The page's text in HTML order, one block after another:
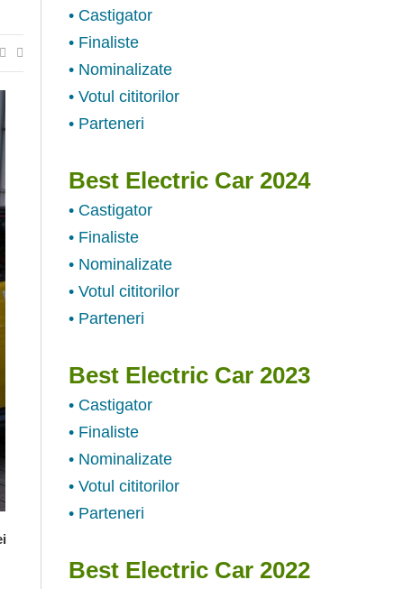
• Castigator
• Finaliste
• Nominalizate
• Votul cititorilor
• Parteneri
Best Electric Car 2024
• Castigator
• Finaliste
• Nominalizate
• Votul cititorilor
• Parteneri
Best Electric Car 2023
• Castigator
• Finaliste
• Nominalizate
• Votul cititorilor
• Parteneri
Best Electric Car 2022